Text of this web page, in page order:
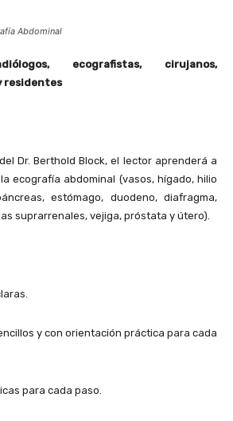
Abdominal
ecografistas, cirujanos,
residentes
Dr. Berthold Block, el lector aprenderá a
ecografía abdominal (vasos, hígado, hilio
estómago, duodeno, diafragma,
suprarrenales, vejiga, próstata y útero).
y con orientación práctica para cada
para cada paso.